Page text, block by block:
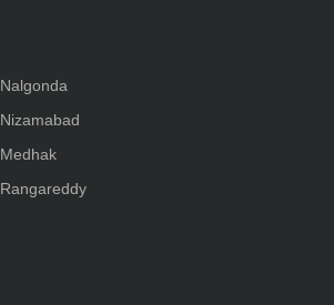
Nalgonda
Nizamabad
Medhak
Rangareddy